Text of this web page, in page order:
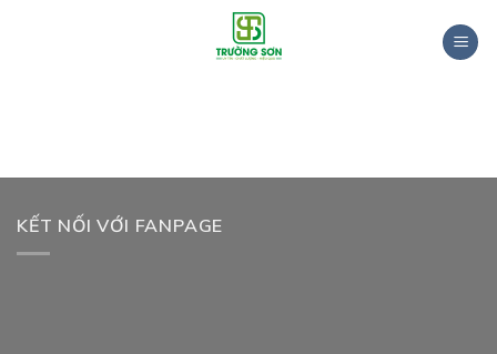
KẾT NỐI VỚI FANPAGE